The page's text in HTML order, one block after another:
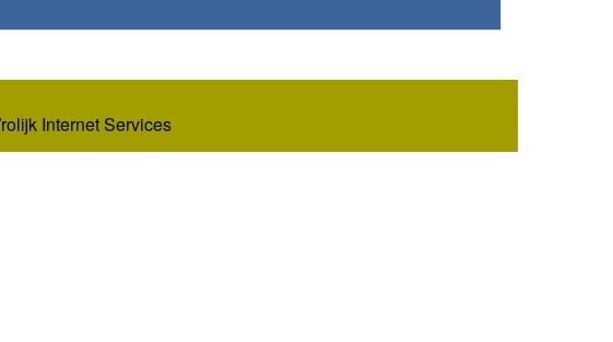
Internet Services